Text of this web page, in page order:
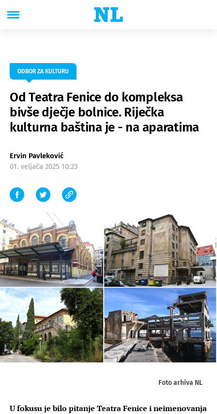
ODBOR ZA KULTURU
Od Teatra Fenice do kompleksa
bivše dječje bolnice. Riječka
kulturna baština je - na aparatima
Ervin Pavleković
01. veljača 2025 10:23
Foto arhiva NL
U fokusu je bilo pitanje Teatra Fenice i neimenovanja